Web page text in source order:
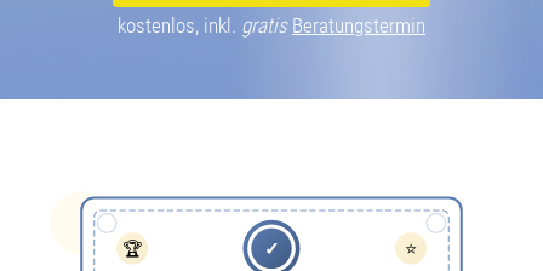
kostenlos, inkl. gratis Beratungstermin